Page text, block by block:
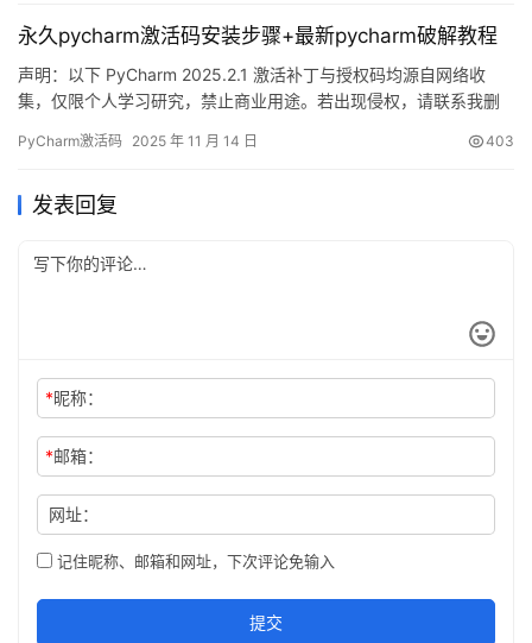
开发环境，具备强大的代码编辑与…
永久pycharm激活码安装步骤+最新pycharm破解教程
声明：以下 PyCharm 2025.2.1 激活补丁与授权码均源自网络收
集，仅限个人学习研究，禁止商业用途。若出现侵权，请联系我删
楼，真香预警！ 下面用图文方式手把手演示最新版 PyCharm 的完
录即用：https://pa…
PyCharm激活码 2025 年 11 月 14 日 403
发表回复
*昵称：
*邮箱：
网址：
记住昵称、邮箱和网址，下次评论免输入
提交